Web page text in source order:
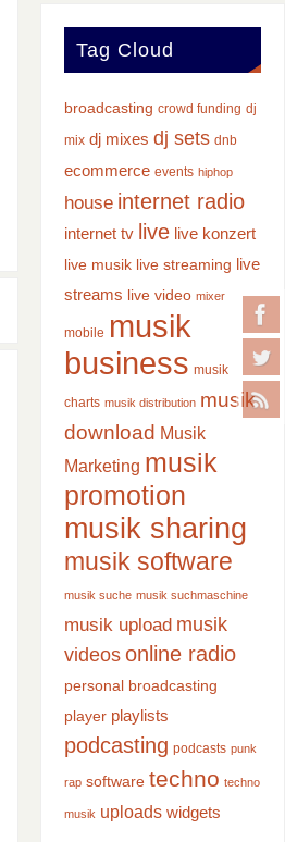
Tag Cloud
broadcasting crowd funding dj
mix dj mixes dj sets dnb
ecommerce events hiphop
house internet radio
internet tv live live konzert
live musik live streaming live
streams live video mixer
mobile musik
business musik
charts musik distribution musik
download Musik
Marketing musik
promotion
musik sharing
musik software
musik suche musik suchmaschine
musik upload musik
videos online radio
personal broadcasting
player playlists
podcasting podcasts punk
rap software techno techno
musik uploads widgets